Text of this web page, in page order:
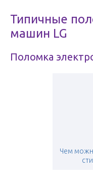
Типичные
машин LG
Поломка
Чем